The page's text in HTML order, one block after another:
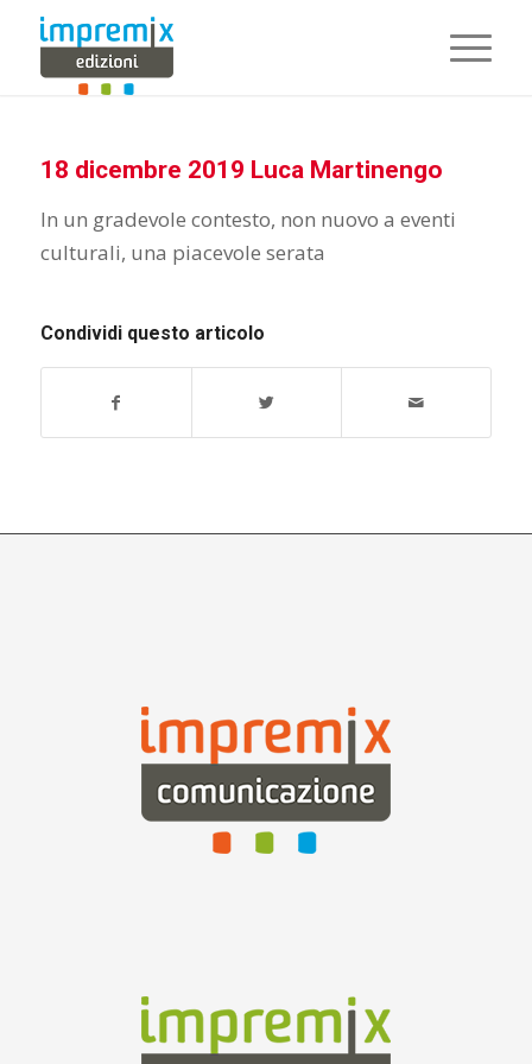
18 dicembre 2019 Luca Martinengo
In un gradevole contesto, non nuovo a eventi
culturali, una piacevole serata
Condividi questo articolo